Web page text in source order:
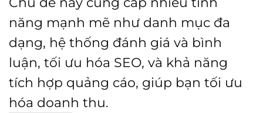
năng mạnh mẽ như danh mục đa
dạng, hệ thống đánh giá và bình
luận, tối ưu hóa SEO, và khả năng
tích hợp quảng cáo, giúp bạn tối ưu
hóa doanh thu.